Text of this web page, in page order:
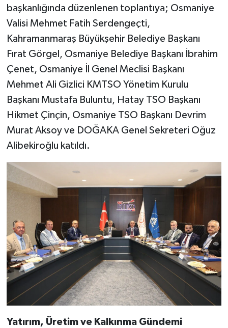
başkanlığında düzenlenen toplantıya; Osmaniye
Valisi Mehmet Fatih Serdengeçti,
Kahramanmaraş Büyükşehir Belediye Başkanı
Fırat Görgel, Osmaniye Belediye Başkanı İbrahim
Çenet, Osmaniye İl Genel Meclisi Başkanı
Mehmet Ali Gizlici KMTSO Yönetim Kurulu
Başkanı Mustafa Buluntu, Hatay TSO Başkanı
Hikmet Çinçin, Osmaniye TSO Başkanı Devrim
Murat Aksoy ve DOĞAKA Genel Sekreteri Oğuz
Alibekiroğlu katıldı.
Yatırım, Üretim ve Kalkınma Gündemi